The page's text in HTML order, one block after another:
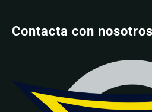
Contacta con nosotros